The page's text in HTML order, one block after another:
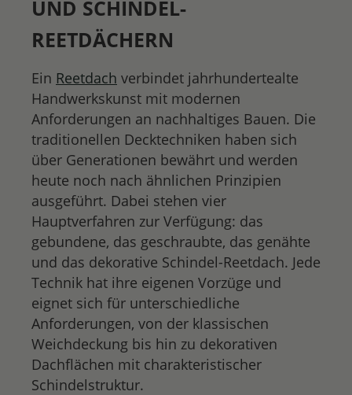
UND SCHINDEL-
REETDÄCHERN
Ein Reetdach verbindet jahrhundertealte
Handwerkskunst mit modernen
Anforderungen an nachhaltiges Bauen. Die
traditionellen Decktechniken haben sich
über Generationen bewährt und werden
heute noch nach ähnlichen Prinzipien
ausgeführt. Dabei stehen vier
Hauptverfahren zur Verfügung: das
gebundene, das geschraubte, das genähte
und das dekorative Schindel-Reetdach. Jede
Technik hat ihre eigenen Vorzüge und
eignet sich für unterschiedliche
Anforderungen, von der klassischen
Weichdeckung bis hin zu dekorativen
Dachflächen mit charakteristischer
Schindelstruktur.